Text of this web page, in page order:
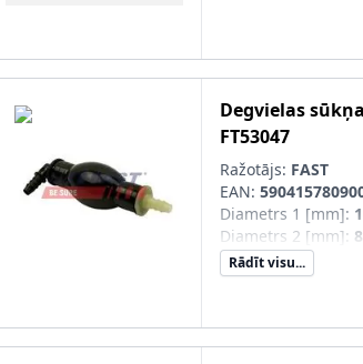
Degvielas
FT53047
Ražotājs: FAST
EAN:
Diametrs 1 [mm]:
Diametrs 2 [mm]: 8
Rādīt visu...